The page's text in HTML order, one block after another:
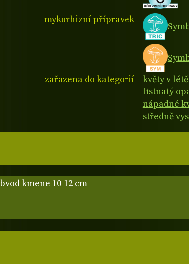
mykorhizní přípravek
zařazena do kategorií
květy v létě
listnatý
nápadné
středně
kmene 10-12 cm